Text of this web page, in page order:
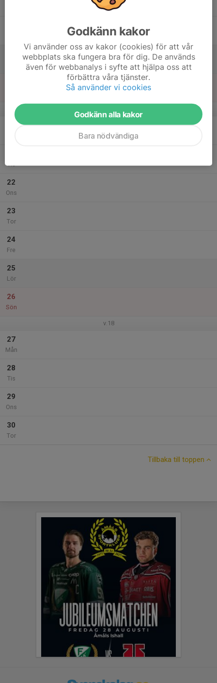
Tis
22
Ons
23
Tor
24
Fre
25
Lör
26
Sön
v.18
27
Mån
28
Tis
29
Ons
30
Tor
Tillbaka till toppen
Godkänn kakor
Vi använder oss av kakor (cookies) för att vår
webbplats ska fungera bra för dig. De används
även för webbanalys i syfte att hjälpa oss att
förbättra våra tjänster.
Så använder vi cookies
Godkänn alla kakor
Bara nödvändiga